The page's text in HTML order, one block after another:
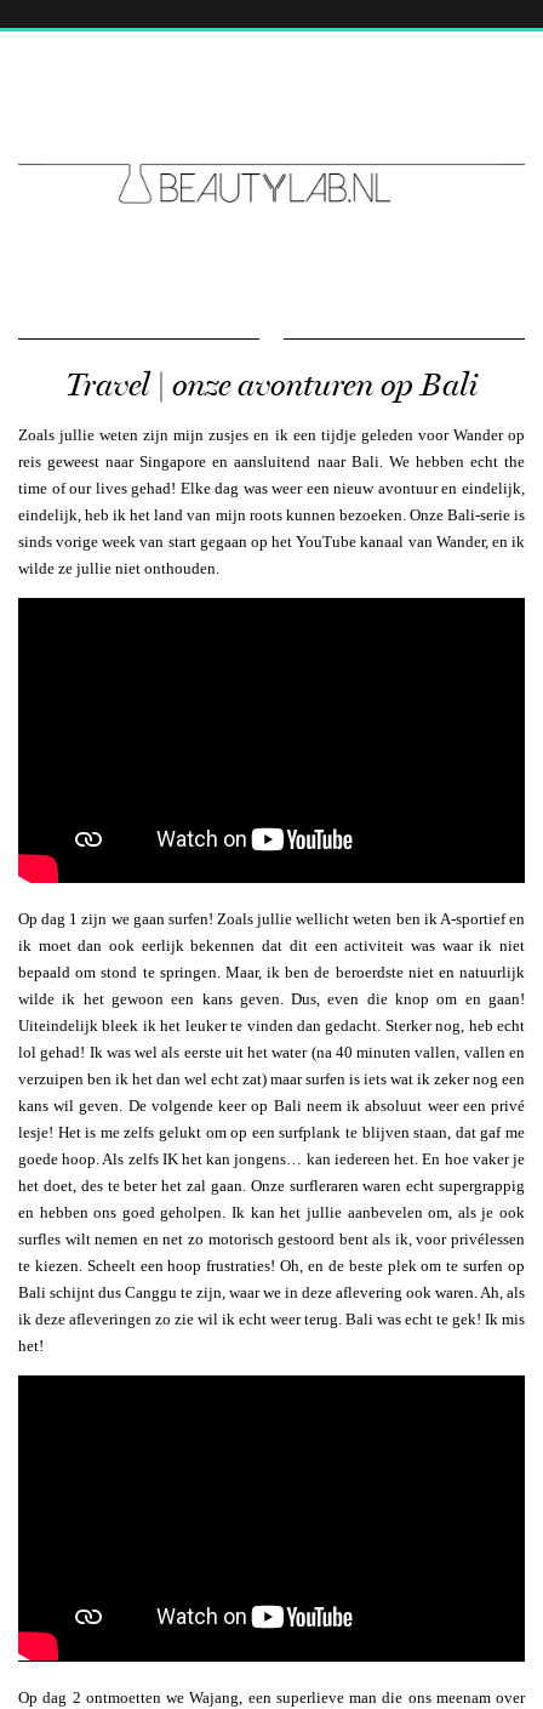
Travel | onze avonturen op Bali
Zoals jullie weten zijn mijn zusjes en ik een tijdje geleden voor Wander op
reis geweest naar Singapore en aansluitend naar Bali. We hebben echt the
time of our lives gehad! Elke dag was weer een nieuw avontuur en eindelijk,
eindelijk, heb ik het land van mijn roots kunnen bezoeken. Onze Bali-serie is
sinds vorige week van start gegaan op het YouTube kanaal van Wander, en ik
wilde ze jullie niet onthouden.
Op dag 1 zijn we gaan surfen! Zoals jullie wellicht weten ben ik A-sportief en
ik moet dan ook eerlijk bekennen dat dit een activiteit was waar ik niet
bepaald om stond te springen. Maar, ik ben de beroerdste niet en natuurlijk
wilde ik het gewoon een kans geven. Dus, even die knop om en gaan!
Uiteindelijk bleek ik het leuker te vinden dan gedacht. Sterker nog, heb echt
lol gehad! Ik was wel als eerste uit het water (na 40 minuten vallen, vallen en
verzuipen ben ik het dan wel echt zat) maar surfen is iets wat ik zeker nog een
kans wil geven. De volgende keer op Bali neem ik absoluut weer een privé
lesje! Het is me zelfs gelukt om op een surfplank te blijven staan, dat gaf me
goede hoop. Als zelfs IK het kan jongens… kan iedereen het. En hoe vaker je
het doet, des te beter het zal gaan. Onze surfleraren waren echt supergrappig
en hebben ons goed geholpen. Ik kan het jullie aanbevelen om, als je ook
surfles wilt nemen en net zo motorisch gestoord bent als ik, voor privélessen
te kiezen. Scheelt een hoop frustraties! Oh, en de beste plek om te surfen op
Bali schijnt dus Canggu te zijn, waar we in deze aflevering ook waren. Ah, als
ik deze afleveringen zo zie wil ik echt weer terug. Bali was echt te gek! Ik mis
het!
Op dag 2 ontmoetten we Wajang, een superlieve man die ons meenam over